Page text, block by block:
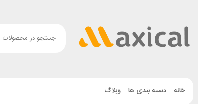
خانه دسته بندی ها وبلاگ